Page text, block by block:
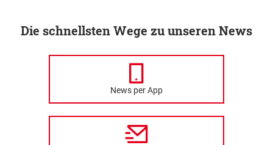
Die schnellsten Wege zu unseren News
News per App